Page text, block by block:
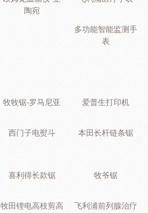
陶宛
多功能智能监测手
表
牧牧锯-罗马尼亚 爱普生打印机
西门子电熨斗 本田长杆链条锯
喜利得长款锯 牧爷锯
牧田锂电高枝剪高
飞利浦前列腺治疗